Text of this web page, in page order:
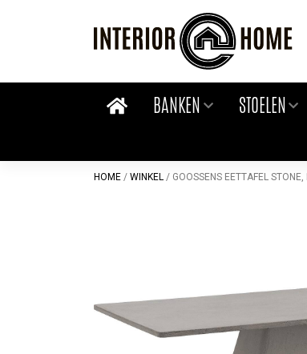
BANKEN STOELEN
HOME / WINKEL / GOOSSENS EETTAFEL